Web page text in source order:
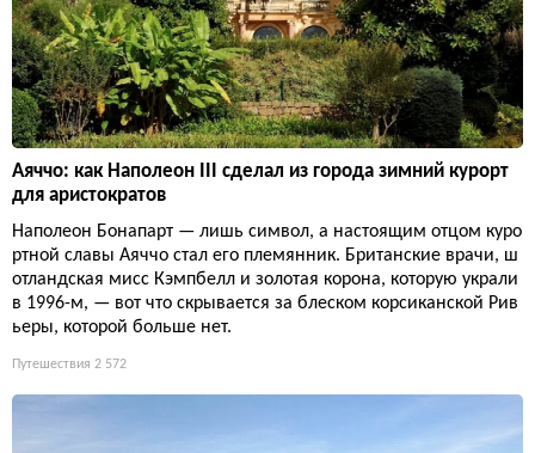
Аяччо: как Наполеон III сделал из города зимний курорт
для аристократов
Наполеон Бонапарт — лишь символ, а настоящим отцом куро
ртной славы Аяччо стал его племянник. Британские врачи, ш
отландская мисс Кэмпбелл и золотая корона, которую украли
в 1996-м, — вот что скрывается за блеском корсиканской Рив
ьеры, которой больше нет.
Путешествия 2 572